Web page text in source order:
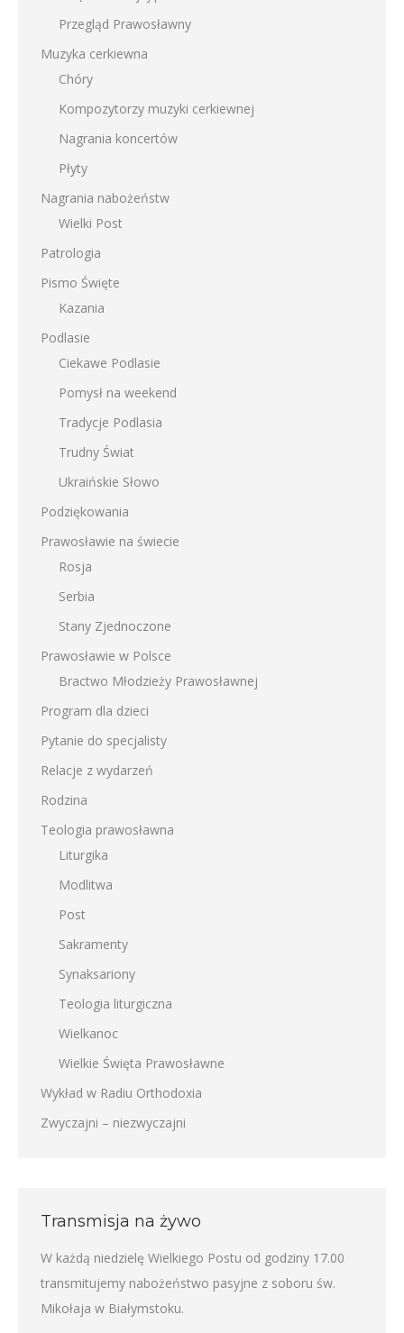
Przegląd Prawosławny
Muzyka cerkiewna
Chóry
Kompozytorzy muzyki cerkiewnej
Nagrania koncertów
Płyty
Nagrania nabożeństw
Wielki Post
Patrologia
Pismo Święte
Kazania
Podlasie
Ciekawe Podlasie
Pomysł na weekend
Tradycje Podlasia
Trudny Świat
Ukraińskie Słowo
Podziękowania
Prawosławie na świecie
Rosja
Serbia
Stany Zjednoczone
Prawosławie w Polsce
Bractwo Młodzieży Prawosławnej
Program dla dzieci
Pytanie do specjalisty
Relacje z wydarzeń
Rodzina
Teologia prawosławna
Liturgika
Modlitwa
Post
Sakramenty
Synaksariony
Teologia liturgiczna
Wielkanoc
Wielkie Święta Prawosławne
Wykład w Radiu Orthodoxia
Zwyczajni – niezwyczajni
Transmisja na żywo
W każdą niedzielę Wielkiego Postu od godziny 17.00
transmitujemy nabożeństwo pasyjne z soboru św.
Mikołaja w Białymstoku.